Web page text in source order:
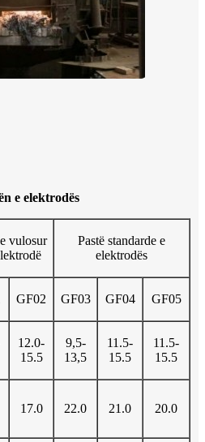
e elektrodës
vulosur
Pastë standarde e
elektrodës
GF02 GF03 GF04 GF05
12.0-
15.5
9,5-
13,5
11.5-
15.5
11.5-
15.5
17.0 22.0 21.0 20.0